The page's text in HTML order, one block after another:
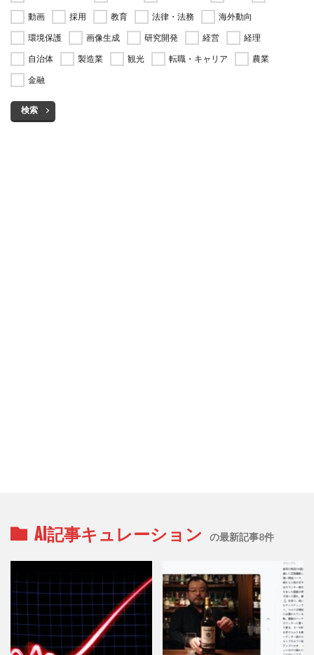
動画
採用 教育 法律・法務
海外動向
環境保護
画像生成 研究開発 経営
経理
自治体
製造業 観光 転職・キャリア
農業
金融
検索
AI記事キュレーション の最新記事8件